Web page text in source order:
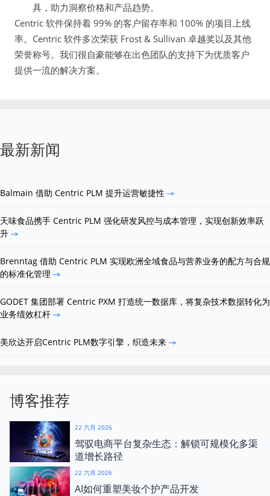
具，助力洞察价格和产品趋势。
Centric 软件保持着 99% 的客户留存率和 100% 的项目上线
率。Centric 软件多次荣获 Frost & Sullivan 卓越奖以及其他
荣誉称号。我们很自豪能够在出色团队的支持下为优质客户
提供一流的解决方案。
最新新闻
Balmain 借助 Centric PLM 提升运营敏捷性
天味食品携手 Centric PLM 强化研发风控与成本管理，实现创新效率跃
升
Brenntag 借助 Centric PLM 实现欧洲全域食品与营养业务的配方与合规
的标准化管理
GODET 集团部署 Centric PXM 打造统一数据库，将复杂技术数据转化为
业务绩效杠杆
美欣达开启Centric PLM数字引擎，织造未来
博客推荐
22 六月 2026
驾驭电商平台复杂生态：解锁可规模化多渠
道增长路径
22 六月 2026
AI如何重塑美妆个护产品开发